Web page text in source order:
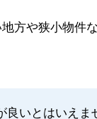
方や狭小物件
良いとはいえま